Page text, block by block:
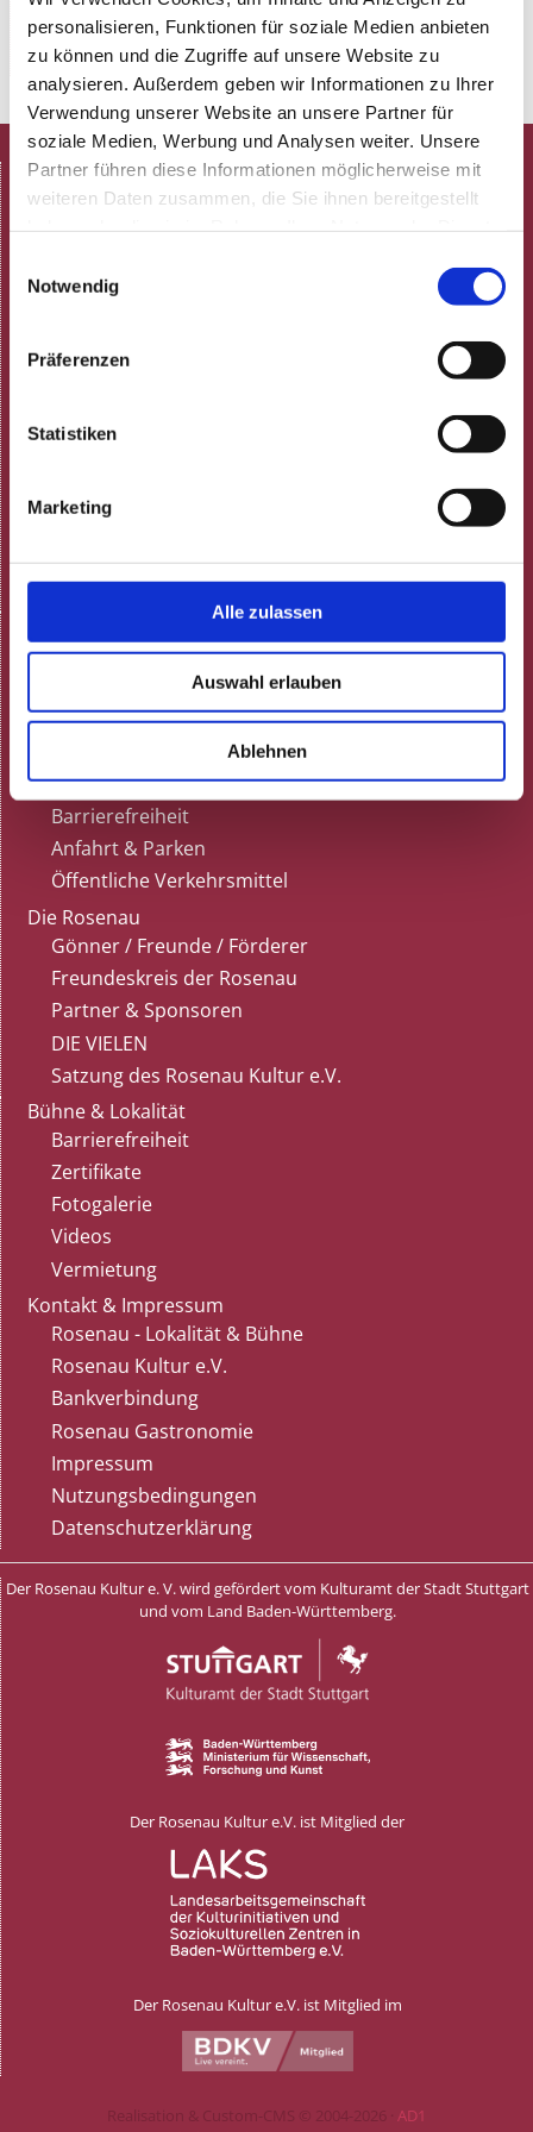
personalisieren, Funktionen für soziale Medien anbieten
zu können und die Zugriffe auf unsere Website zu
analysieren. Außerdem geben wir Informationen zu Ihrer
Verwendung unserer Website an unsere Partner für
soziale Medien, Werbung und Analysen weiter. Unsere
Partner führen diese Informationen möglicherweise mit
weiteren Daten zusammen, die Sie ihnen bereitgestellt
Notwendig
Präferenzen
Statistiken
Marketing
Alle zulassen
Auswahl erlauben
Ablehnen
nektarios-vlachopoulos.de
HOME
Spielplan
Aktuelle Termine
Neulich in der Rosenau!
Gastronomie
Feiern
Gästestimmen bei Google
Dunkelrestaurant
Termine
Kartenvorverkauf
Vorverkaufsstellen
Tischreservierung
Kultur für alle
Barrierefreiheit
Anfahrt & Parken
Öffentliche Verkehrsmittel
Die Rosenau
Gönner / Freunde / Förderer
Freundeskreis der Rosenau
Partner & Sponsoren
DIE VIELEN
Satzung des Rosenau Kultur e.V.
Bühne & Lokalität
Barrierefreiheit
Zertifikate
Fotogalerie
Videos
Vermietung
Kontakt & Impressum
Rosenau - Lokalität & Bühne
Rosenau Kultur e.V.
Bankverbindung
Rosenau Gastronomie
Impressum
Nutzungsbedingungen
Datenschutzerklärung
Der Rosenau Kultur e. V. wird gefördert vom Kulturamt der Stadt Stuttgart
und vom Land Baden-Württemberg.
Der Rosenau Kultur e.V. ist Mitglied der
Der Rosenau Kultur e.V. ist Mitglied im
Realisation & Custom-CMS © 2004-2026 · AD1